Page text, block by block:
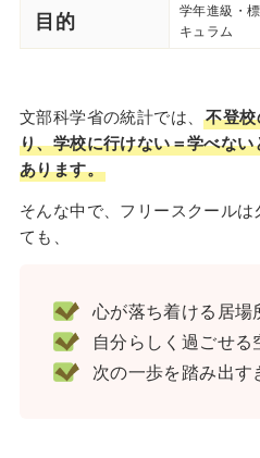
目的
学年進級・
キュラム
文部科学省の統計では、不登
り、学校に行けない＝学べな
あります。
そんな中で、フリースクール
ても、
心が落ち着ける居場
自分らしく過ごせる
次の一歩を踏み出す